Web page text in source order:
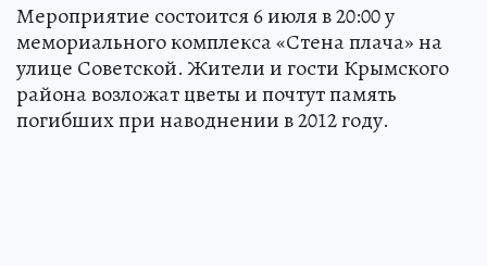
Мероприятие состоится 6 июля в 20:00 у
мемориального комплекса «Стена плача» на
улице Советской. Жители и гости Крымского
района возложат цветы и почтут память
погибших при наводнении в 2012 году.